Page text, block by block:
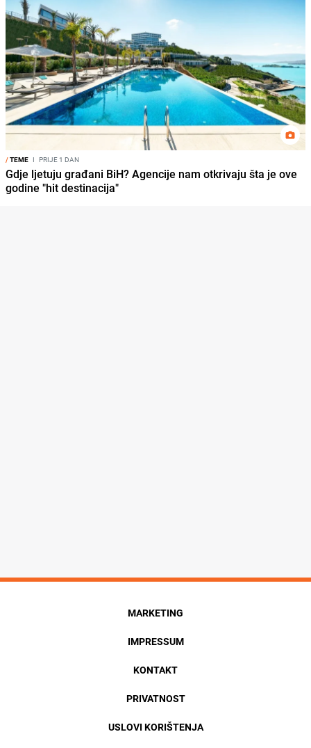
/TEME I PRIJE 1 DAN
Gdje ljetuju građani BiH? Agencije nam otkrivaju šta je ove
godine "hit destinacija"
MARKETING
IMPRESSUM
KONTAKT
PRIVATNOST
USLOVI KORIŠTENJA